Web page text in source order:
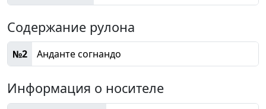
Содержание рулона
№2 Анданте согнандо
Информация о носителе